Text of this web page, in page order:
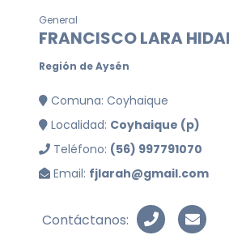
General
FRANCISCO LARA
Región de Aysén
Comuna: Coyhaique
Localidad: Coyhaique (p)
Teléfono: (56) 997791070
Email: fjlarah@gmail.com
Contáctanos: